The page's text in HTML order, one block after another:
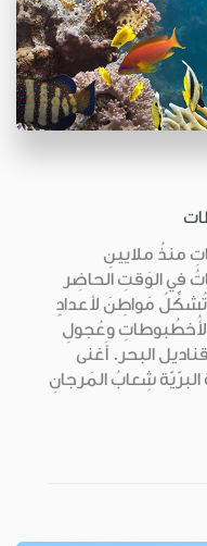
منذُ ملايينِ
في الوَقتِ الحاضِر
مَواطِنَ لأعدادٍ
وعُجولِ
البحر. أَغنى
البرّيّة شِعابُ المَرجانِ